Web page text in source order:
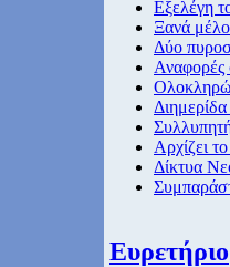
Εξελέγη
Ξανά
Δύο
Αρχίζει
Δίκτυα
Ευρετήριο